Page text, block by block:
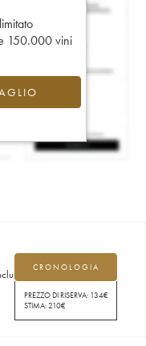
150.000 vini
CRONOLOGIA
PREZZO DI RISERVA: 134€
STIMA:210€